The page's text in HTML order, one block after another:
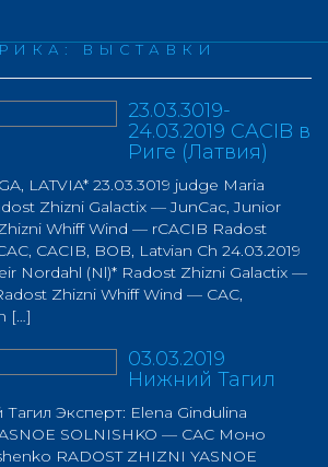
ВЫСТАВКИ
23.03.3019-
24.03.2019 CACIB в
Риге (Латвия)
LATVIA* 23.03.3019 judge Maria
Zhizni Galactix — JunCac, Junior
Whiff Wind — rCACIB Radost
CACIB, BOB, Latvian Ch 24.03.2019
Nordahl (Nl)* Radost Zhizni Galactix —
Zhizni Whiff Wind — CAC,
[…]
03.03.2019
Нижний Тагил
Эксперт: Elena Gindulina
SOLNISHKO — САС Моно
RADOST ZHIZNI YASNOE